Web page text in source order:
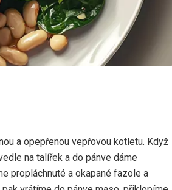
a opepřenou vepřovou kotletu. Když
na talířek a do pánve dáme
propláchnuté a okapané fazole a